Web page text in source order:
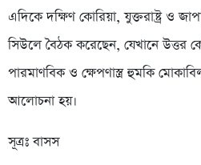
এদিকে দক্ষিণ কোরিয়া, যুক্তরাষ্ট্র ও
সিউলে বৈঠক করেছেন, যেখানে উত্তর
পারমাণবিক ও ক্ষেপণাস্ত্র হুমকি
আলোচনা হয়।
সূত্রঃ বাসস